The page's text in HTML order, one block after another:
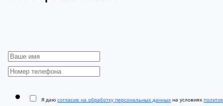
Я даю согласие на обработку персональных данных на условиях